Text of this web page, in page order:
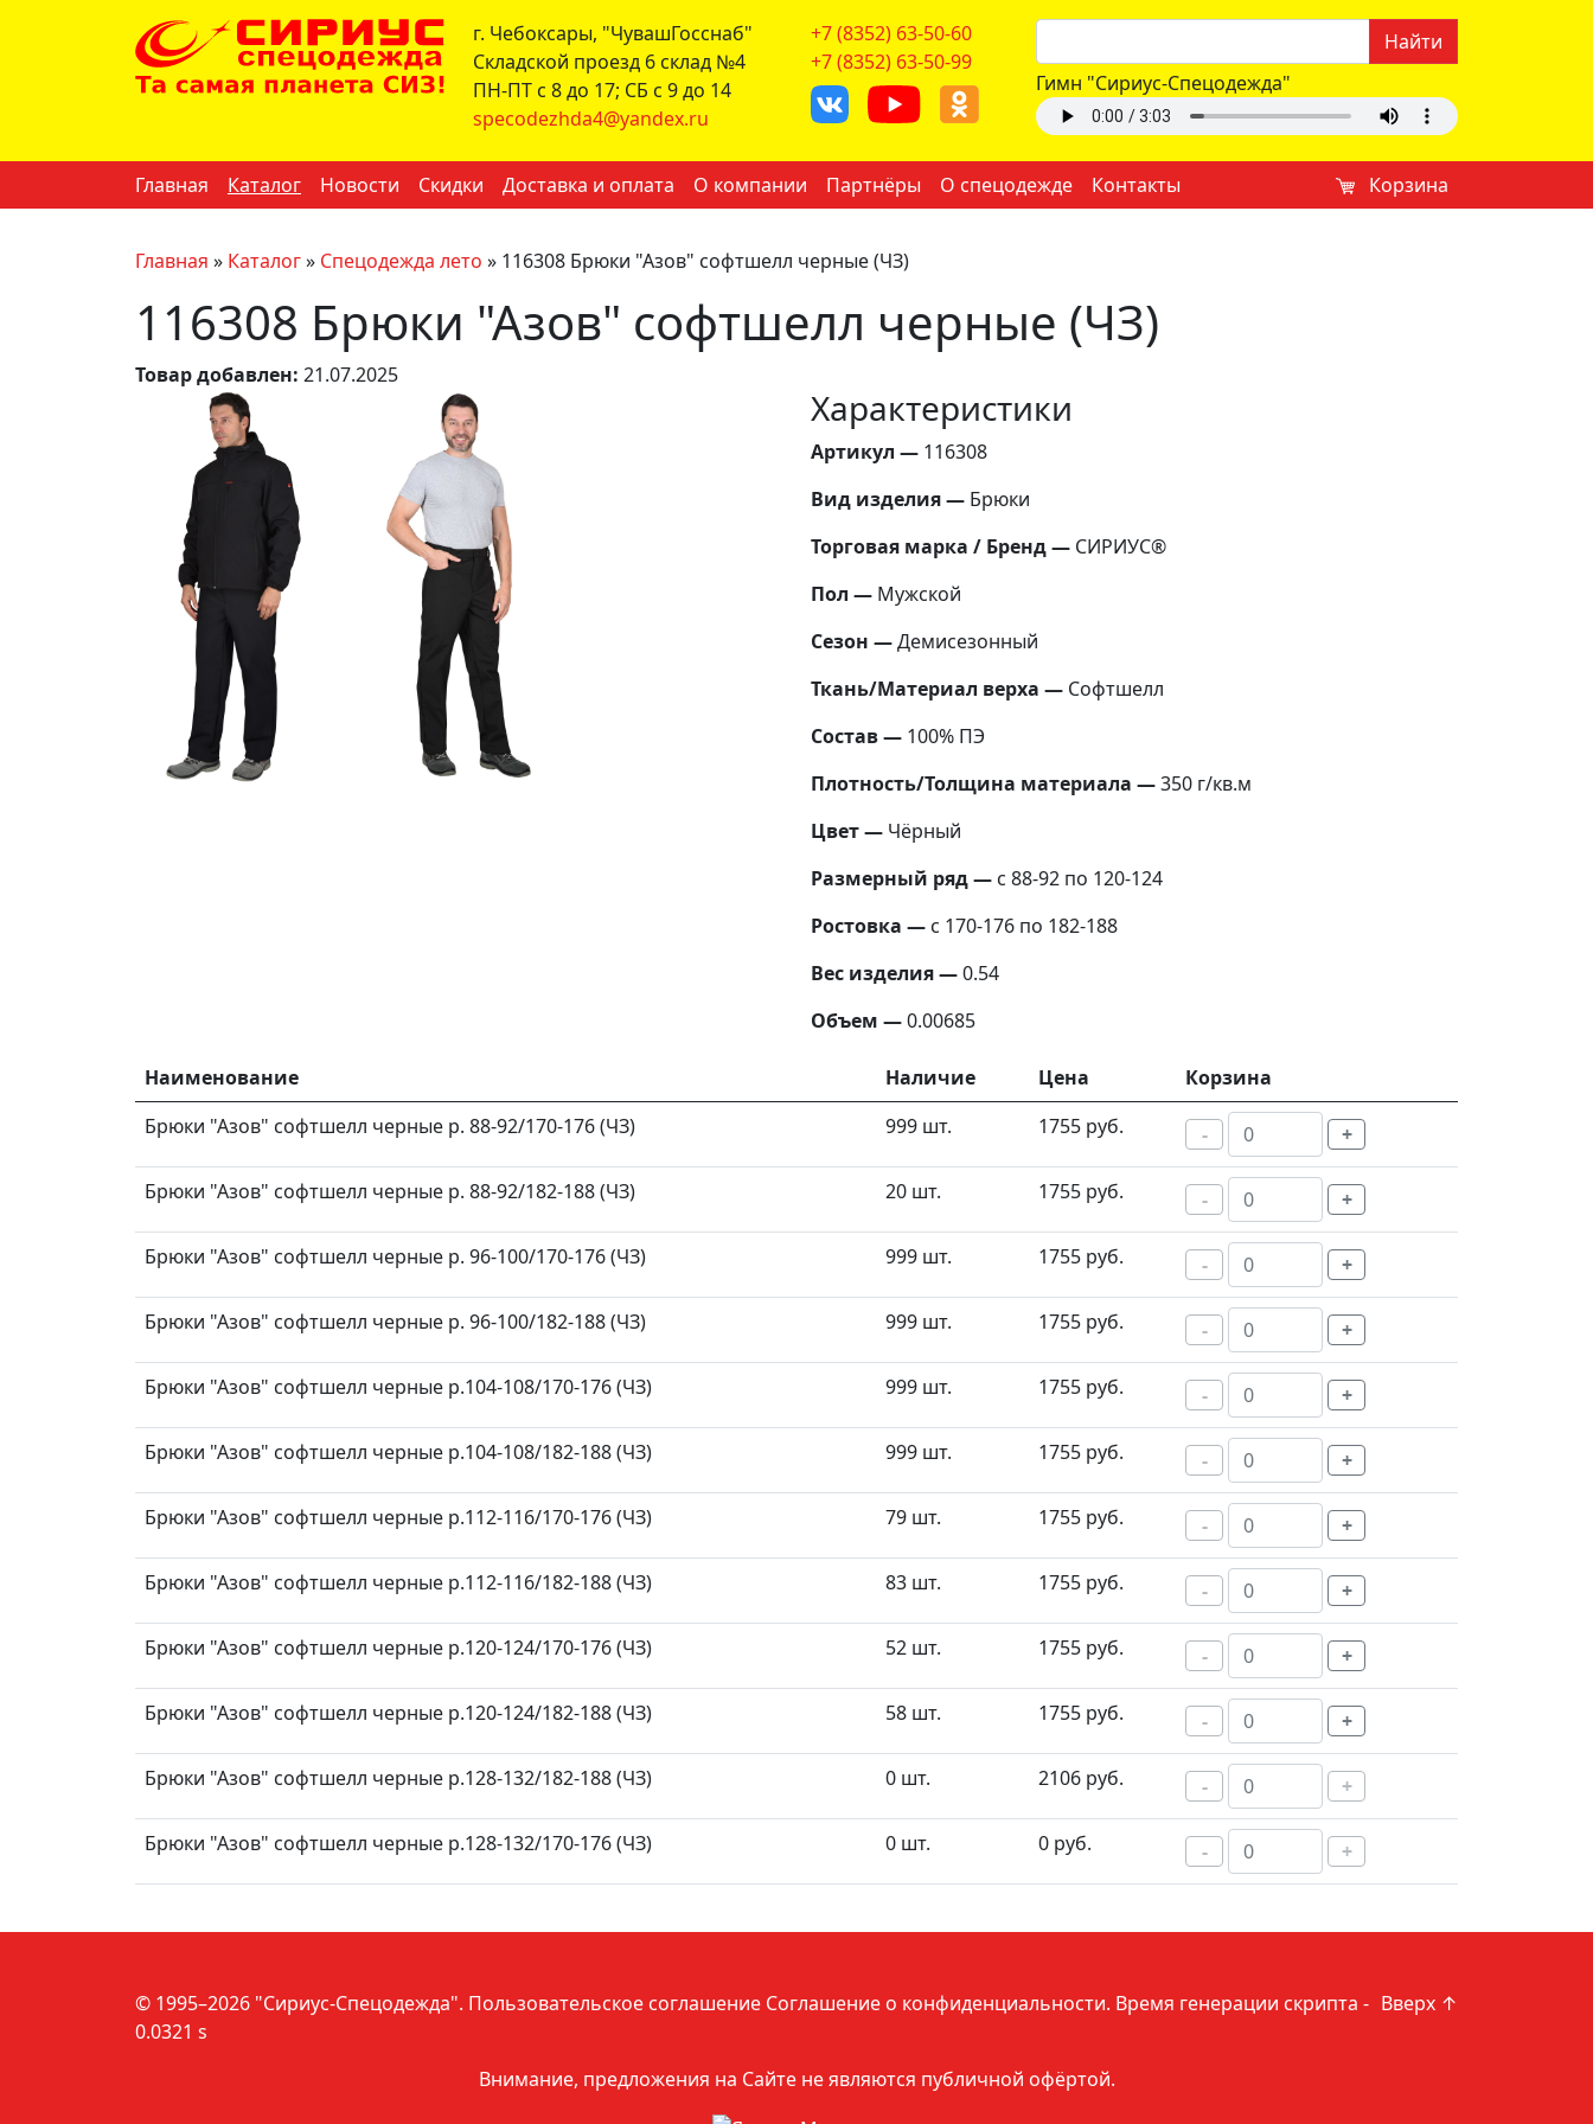
г. Чебоксары, "ЧувашГосснаб"
Складской проезд 6 склад №4
ПН-ПТ с 8 до 17; СБ с 9 до 14
specodezhda4@yandex.ru
+7 (8352) 63-50-60
+7 (8352) 63-50-99
Найти
Гимн "Сириус-Спецодежда"
Главная Каталог Новости Скидки Доставка и оплата О компании Партнёры О спецодежде Контакты Корзина
Главная » Каталог» Спецодежда лето » 116308 Брюки "Азов" софтшелл черные (ЧЗ)
116308 Брюки "Азов" софтшелл черные (ЧЗ)
Товар добавлен: 21.07.2025
Характеристики
Артикул — 116308
Вид изделия — Брюки
Торговая марка / Бренд — СИРИУС®
Пол — Мужской
Сезон —Демисезонный
Ткань/Материал верха — Софтшелл
Состав — 100% ПЭ
Плотность/Толщина материала —350 г/кв.м
Цвет — Чёрный
Размерный ряд — с 88-92 по 120-124
Ростовка — с 170-176 по 182-188
Вес изделия —0.54
Объем —0.00685
Наименование Наличие Цена
Корзина
Брюки "Азов" софтшелл черные р. 88-92/170-176 (ЧЗ)
999 шт. 1755 руб. - +
Брюки "Азов" софтшелл черные р. 88-92/182-188 (ЧЗ) 20 шт. 1755 руб. - +
Брюки "Азов" софтшелл черные р. 96-100/170-176 (ЧЗ) 999 шт. 1755 руб. - +
Брюки "Азов" софтшелл черные р. 96-100/182-188 (ЧЗ) 999 шт. 1755 руб. - +
Брюки "Азов" софтшелл черные р.104-108/170-176 (ЧЗ) 999 шт. 1755 руб. - +
Брюки "Азов" софтшелл черные р.104-108/182-188 (ЧЗ) 999 шт. 1755 руб. - +
Брюки "Азов" софтшелл черные р.112-116/170-176 (ЧЗ) 79 шт. 1755 руб. - +
Брюки "Азов" софтшелл черные р.112-116/182-188 (ЧЗ) 83 шт. 1755 руб. - +
Брюки "Азов" софтшелл черные р.120-124/170-176 (ЧЗ) 52 шт. 1755 руб. - +
Брюки "Азов" софтшелл черные р.120-124/182-188 (ЧЗ) 58 шт. 1755 руб. - +
Брюки "Азов" софтшелл черные р.128-132/182-188 (ЧЗ) 0 шт. 2106 руб. - +
Брюки "Азов" софтшелл черные р.128-132/170-176 (ЧЗ) 0 шт. 0 руб. - +
Вверх ↑
© 1995–2026 "Сириус-Спецодежда". Пользовательское соглашение Соглашение о конфиденциальности. Время генерации скрипта -
0.0321 s
Внимание, предложения на Сайте не являются публичной офёртой.